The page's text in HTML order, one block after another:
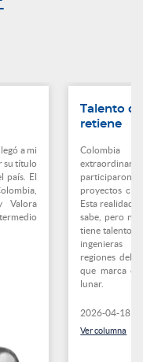
a mi
su título
país. El
Valora
Talento
retiene
Colombia
participaron
proyectos
Esta realidad
sabe, pero no
tiene talento
ingenieras y
regiones del
que marca el
lunar.
2026-04-18
Ver columna